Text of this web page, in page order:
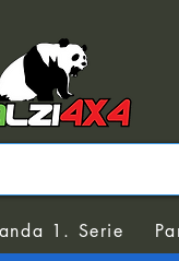
1. Serie